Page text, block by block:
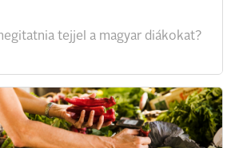
tejjel a magyar diákokat?